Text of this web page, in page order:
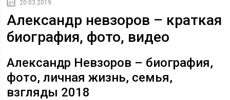
20.03.2019
Александр невзоров – краткая
биография, фото, видео
Александр Невзоров – биография,
фото, личная жизнь, семья,
взгляды 2018